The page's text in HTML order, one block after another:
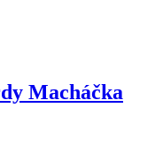
Macháčka